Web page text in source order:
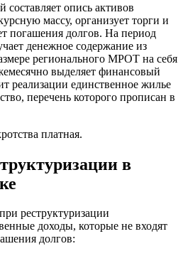
опись активов
массу, организует торги и
погашения долгов. На период
денежное содержание из
регионального МРОТ на себя
выделяет финансовый
реализации единственное жилье
перечень которого прописан в
платная.
в
реструктуризации
доходы, которые не входят
долгов: